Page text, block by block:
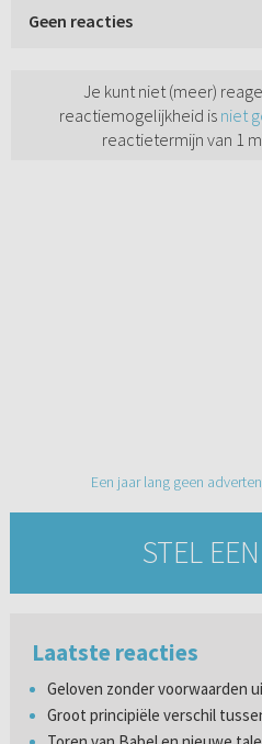
Geen reacties
Je kunt niet (meer)
reactiemogelijkheid is niet
reactietermijn van 1
Een jaar lang geen
STEL
Laatste reacties
Geloven zonder voorwaarden
Groot principiële verschil